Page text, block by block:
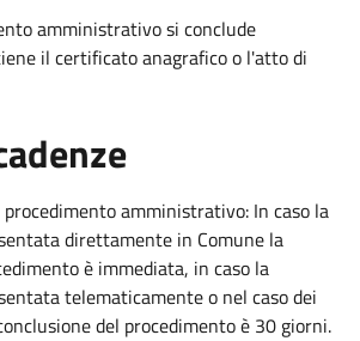
amministrativo si conclude
il certificato anagrafico o l'atto di
amministrativo: In caso la
direttamente in Comune la
è immediata, in caso la
telematicamente o nel caso dei
del procedimento è 30 giorni.